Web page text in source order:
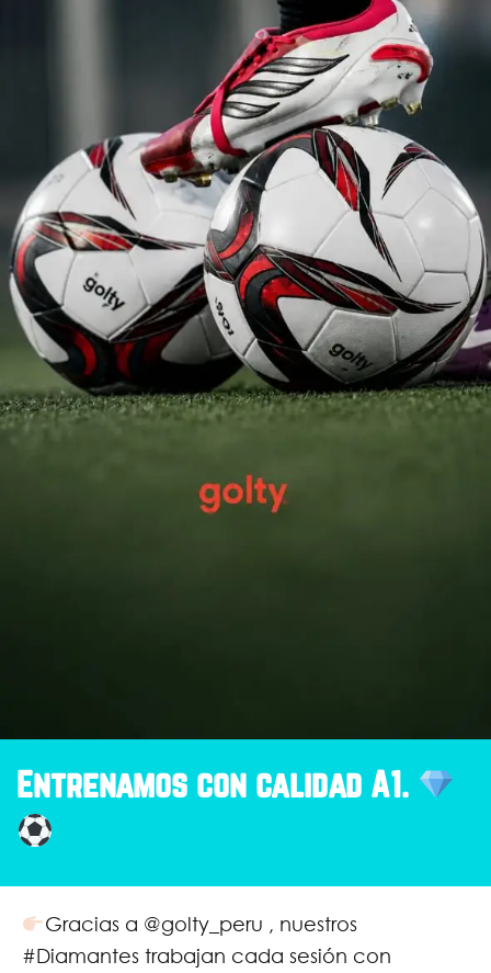
Entrenamos con calidad A1.
Gracias a @golty_peru , nuestros
#Diamantes trabajan cada sesión con